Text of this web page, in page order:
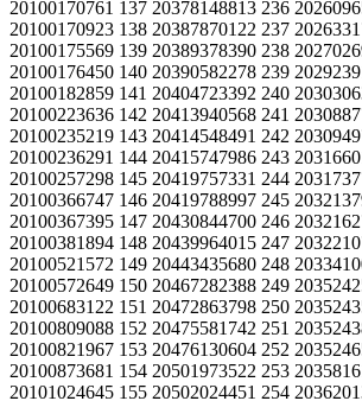
20100170761 137 20378148813 236
20100170923 138 20387870122 237
20100175569 139 20389378390 238
20100176450 140 20390582278 239
20100182859 141 20404723392 240
20100223636 142 20413940568 241
20100235219 143 20414548491 242
20100236291 144 20415747986 243
20100257298 145 20419757331 244
20100366747 146 20419788997 245
20100367395 147 20430844700 246
20100381894 148 20439964015 247
20100521572 149 20443435680 248
20100572649 150 20467282388 249
20100683122 151 20472863798 250
20100809088 152 20475581742 251
20100821967 153 20476130604 252
20100873681 154 20501973522 253
20101024645 155 20502024451 254